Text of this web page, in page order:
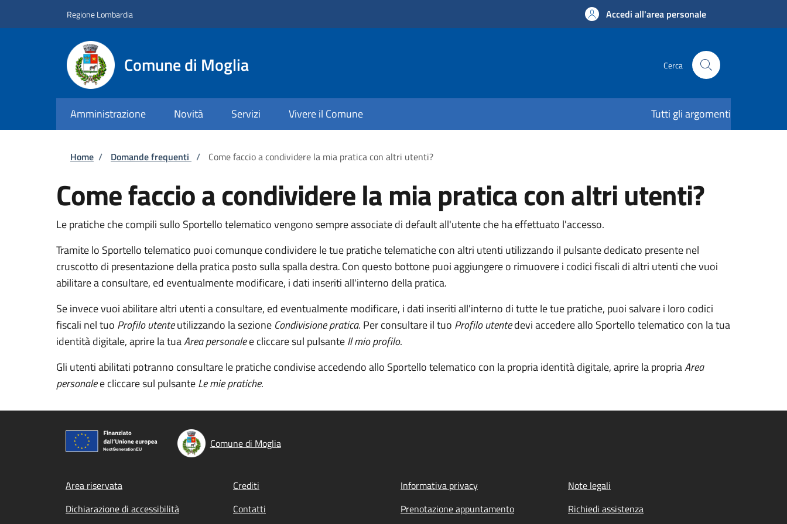
Regione Lombardia Accedi all'area personale
Comune di Moglia Cerca
Amministrazione Novità Servizi Vivere il Comune Tutti gli argomenti
Briciole di pane
Home / Domande frequenti / Come faccio a condividere la mia pratica con altri utenti?
Come faccio a condividere la mia pratica con altri utenti?
Le pratiche che compili sullo Sportello telematico vengono sempre associate di default all'utente che ha effettuato l'accesso.
Tramite lo Sportello telematico puoi comunque condividere le tue pratiche telematiche con altri utenti utilizzando il pulsante dedicato presente nel
cruscotto di presentazione della pratica posto sulla spalla destra.Con questo bottone puoi aggiungere o rimuovere i codici fiscali di altri utenti che vuoi
abilitare a consultare, ed eventualmente modificare, i dati inseriti all'interno della pratica.
Se invece vuoi abilitare altri utenti a consultare, ed eventualmente modificare, i dati inseriti all'interno di tutte le tue pratiche, puoi salvare i loro codici
fiscali nel tuo Profilo utenteutilizzando la sezione Condivisione pratica. Per consultare il tuo Profilo utentedevi accedere allo Sportello telematico con la tua
identità digitale, aprire la tuaArea personalee cliccare sul pulsanteIl mio profilo.
Gli utenti abilitati potranno consultare le pratiche condivise accedendo allo Sportello telematico con la propria identità digitale, aprire la propriaArea
personalee cliccare sul pulsanteLe mie pratiche.
Comune di Moglia
Footer menu
Area riservata Crediti Informativa privacy
Note legali
Dichiarazione di accessibilità
Contatti Prenotazione appuntamento Richiedi assistenza